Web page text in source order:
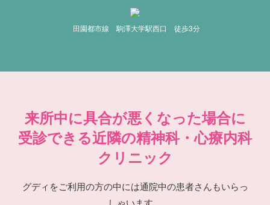
田園都市線 駒澤大学駅西口 徒歩3分
来所中に具合が悪くなった場合に
受診できる近隣の精神科・心療内科
クリニック
グディをご利用の方の中には通院中の患者さんもいらっ
しゃいます。